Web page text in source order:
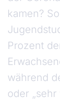
kamen?
Prozent
während
oder